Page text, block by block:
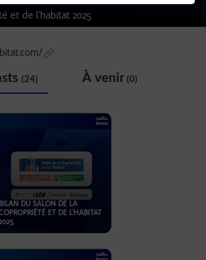
et de l'habitat 2025
(24) À venir(0)
BILAN DU SALON DE LA
ET DE L'HABITAT